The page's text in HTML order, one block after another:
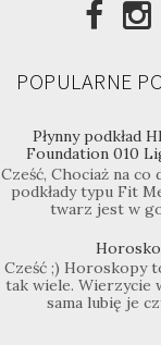
POPULARNE
Płynny podkład
Foundation 010
Cześć, Chociaż na
podkłady typu Fit
twarz jest w
Cześć ;) Horoskopy
tak wiele. Wierzycie
sama lubię je